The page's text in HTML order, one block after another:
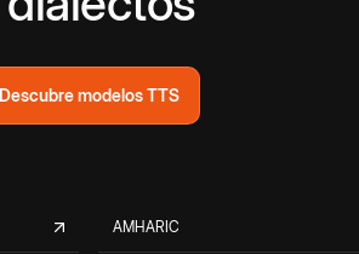
Descubre modelos TTS
AMHARIC